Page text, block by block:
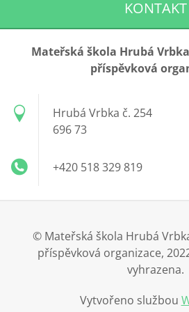
KONTAKT
Mateřská škola Hrubá
příspěvková
Hrubá Vrbka č. 254
696 73
+420 518 329 819
© Mateřská škola Hrubá
příspěvková organizace,
vyhrazena.
Vytvořeno službou